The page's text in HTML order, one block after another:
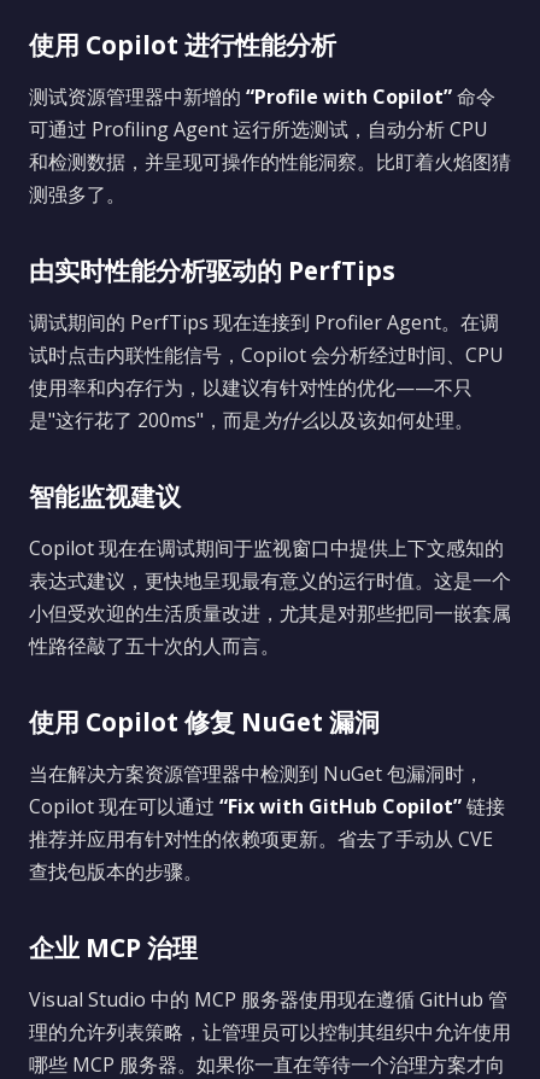
使用 Copilot 进行性能分析
测试资源管理器中新增的 “Profile with Copilot”命令
可通过 Profiling Agent 运行所选测试，自动分析 CPU
和检测数据，并呈现可操作的性能洞察。比盯着火焰图猜
测强多了。
由实时性能分析驱动的 PerfTips
调试期间的 PerfTips 现在连接到 Profiler Agent。在调
试时点击内联性能信号，Copilot 会分析经过时间、CPU
使用率和内存行为，以建议有针对性的优化——不只
是"这行花了 200ms"，而是为什么以及该如何处理。
智能监视建议
Copilot 现在在调试期间于监视窗口中提供上下文感知的
表达式建议，更快地呈现最有意义的运行时值。这是一个
小但受欢迎的生活质量改进，尤其是对那些把同一嵌套属
性路径敲了五十次的人而言。
使用 Copilot 修复 NuGet 漏洞
当在解决方案资源管理器中检测到 NuGet 包漏洞时，
Copilot 现在可以通过 “Fix with GitHub Copilot”链接
推荐并应用有针对性的依赖项更新。省去了手动从 CVE
查找包版本的步骤。
企业 MCP 治理
Visual Studio 中的 MCP 服务器使用现在遵循 GitHub 管
理的允许列表策略，让管理员可以控制其组织中允许使用
哪些 MCP 服务器。如果你一直在等待一个治理方案才向